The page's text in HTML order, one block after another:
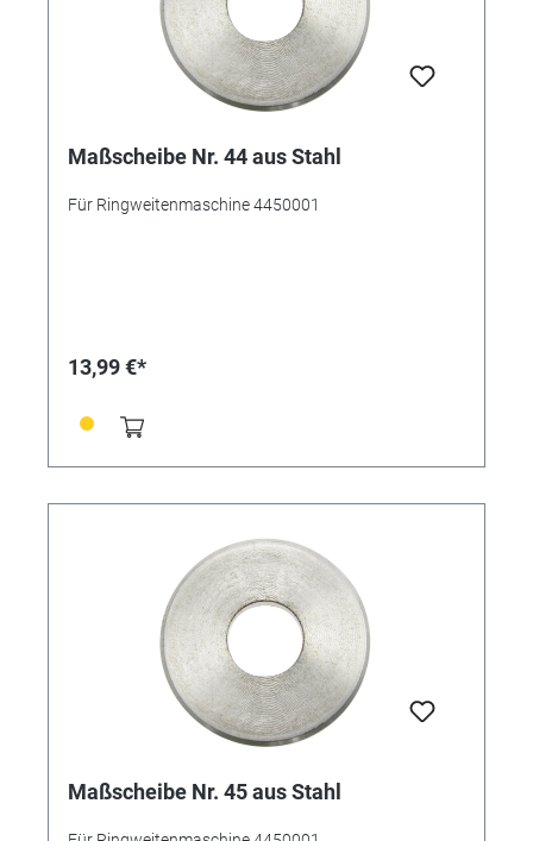
Maßscheibe Nr. 44 aus Stahl
Für Ringweitenmaschine 4450001
13,99 €*
Maßscheibe Nr. 45 aus Stahl